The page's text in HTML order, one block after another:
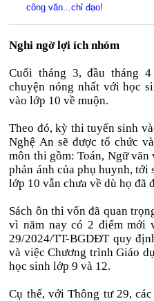
công văn...chỉ đạo!
Nghi ngờ lợi ích nhóm
Cuối tháng 3, đầu tháng
chuyện nóng nhất với học
vào lớp 10 về muộn.
Theo đó, kỳ thi tuyển sinh
Nghệ An sẽ được tổ chức
môn thi gồm: Toán, Ngữ
phản ánh của phụ huynh, tới
lớp 10 vẫn chưa về dù họ đã
Sách ôn thi vốn đã quan
vì năm nay có 2 điểm mới
29/2024/TT-BGDĐT quy
và việc Chương trình Giáo
học sinh lớp 9 và 12.
Cụ thể, với Thông tư 29,